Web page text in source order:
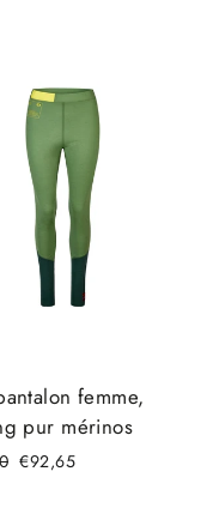
femme,
pur mérinos
Prix
€92,65